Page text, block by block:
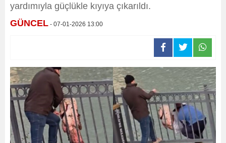
yardımıyla güçlükle kıyıya çıkarıldı.
GÜNCEL - 07-01-2026 13:00